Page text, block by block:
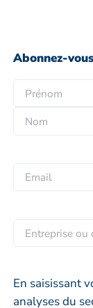
Abonnez-vous
o
r
n
o
o
m
i
ln
r
e
En saisissant
analyses du